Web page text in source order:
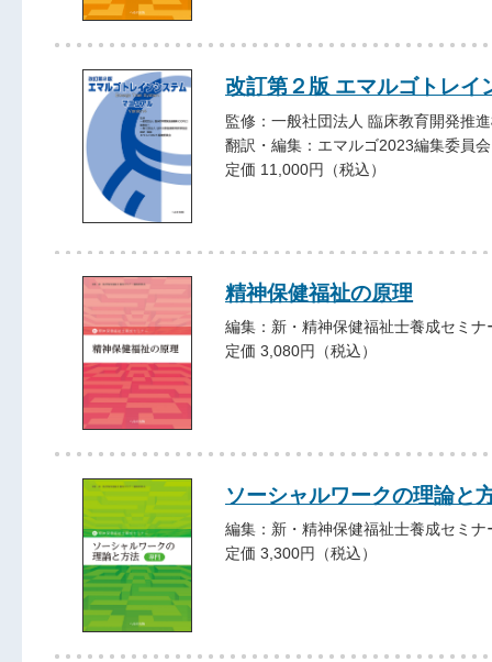
改訂第２版 エマルゴトレイ
監修：一般社団法人 臨床教育開発推
翻訳・編集：エマルゴ2023編集委員会
定価 11,000円（税込）
精神保健福祉の原理
編集：新・精神保健福祉士養成セミナ
定価 3,080円（税込）
ソーシャルワークの理論と
編集：新・精神保健福祉士養成セミナ
定価 3,300円（税込）